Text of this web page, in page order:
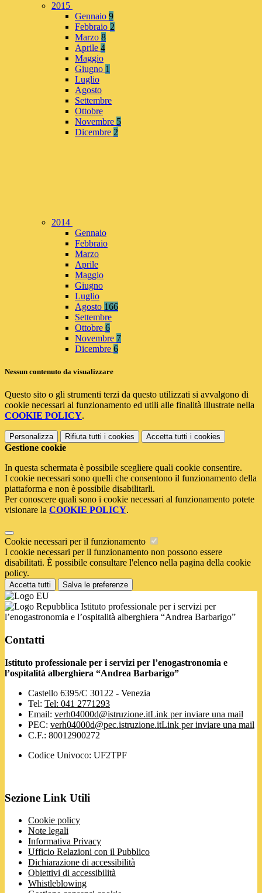
2015
Gennaio 9
Febbraio 2
Marzo 8
Aprile 4
Maggio
Giugno 1
Luglio
Agosto
Settembre
Ottobre
Novembre 5
Dicembre 2
2014
Gennaio
Febbraio
Marzo
Aprile
Maggio
Giugno
Luglio
Agosto 166
Settembre
Ottobre 6
Novembre 7
Dicembre 6
Nessun contenuto da visualizzare
Questo sito o gli strumenti terzi da questo utilizzati si avvalgono di
cookie necessari al funzionamento ed utili alle finalità illustrate nella
COOKIE POLICY.
Personalizza Rifiuta tutti i cookies Accetta tutti i cookies
Gestione cookie
In questa schermata è possibile scegliere quali cookie consentire.
I cookie necessari sono quelli che consentono il funzionamento della
piattaforma e non è possibile disabilitarli.
Per conoscere quali sono i cookie necessari al funzionamento potete
visionare la COOKIE POLICY.
Cookie necessari per il funzionamento
I cookie necessari per il funzionamento non possono essere
disabilitati. È possibile consultare l'elenco nella pagina della cookie
policy.
Accetta tutti Salva le preferenze
Istituto professionale per i servizi per
l’enogastronomia e l’ospitalità alberghiera “Andrea Barbarigo”
Contatti
Istituto professionale per i servizi per l’enogastronomia e
l’ospitalità alberghiera “Andrea Barbarigo”
Castello 6395/C 30122 - Venezia
Tel: Tel: 041 2771293
Email: verh04000d@istruzione.itLink per inviare una mail
PEC: verh04000d@pec.istruzione.itLink per inviare una mail
C.F.: 80012900272
Codice Univoco: UF2TPF
Sezione Link Utili
Cookie policy
Note legali
Informativa Privacy
Ufficio Relazioni con il Pubblico
Dichiarazione di accessibilità
Obiettivi di accessibilità
Whistleblowing